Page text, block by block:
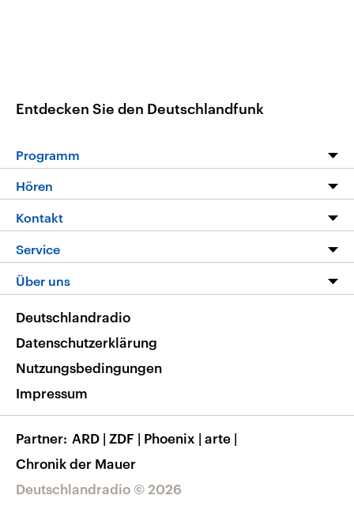
Entdecken Sie den Deutschlandfunk
Programm
Programm
Die Nachrichten
Nachrichtenleicht
Neue Beiträge auf dlf.de
Hören
Livestream
Podcasts
Deutschlandfunk App
Nachrichten App
Frequenzen
Kontakt
Hörerservice
Service
FAQ
Veranstaltungen
Musikliste
RSS
Über uns
Barrierefreiheit
Deutschlandradio © 2026
Deutschlandradio
Datenschutzerklärung
Nutzungsbedingungen
Impressum
Partner ARD | ZDF | Phoenix | arte |
Chronik der Mauer